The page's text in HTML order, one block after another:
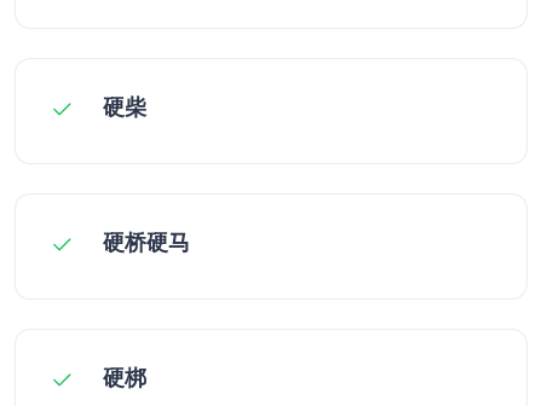
硬柴
硬桥硬马
硬梆